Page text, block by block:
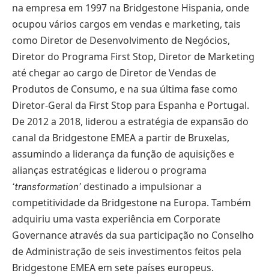
na empresa em 1997 na Bridgestone Hispania, onde
ocupou vários cargos em vendas e marketing, tais
como Diretor de Desenvolvimento de Negócios,
Diretor do Programa First Stop, Diretor de Marketing
até chegar ao cargo de Diretor de Vendas de
Produtos de Consumo, e na sua última fase como
Diretor-Geral da First Stop para Espanha e Portugal.
De 2012 a 2018, liderou a estratégia de expansão do
canal da Bridgestone EMEA a partir de Bruxelas,
assumindo a liderança da função de aquisições e
alianças estratégicas e liderou o programa
‘transformation’ destinado a impulsionar a
competitividade da Bridgestone na Europa. Também
adquiriu uma vasta experiência em Corporate
Governance através da sua participação no Conselho
de Administração de seis investimentos feitos pela
Bridgestone EMEA em sete países europeus.